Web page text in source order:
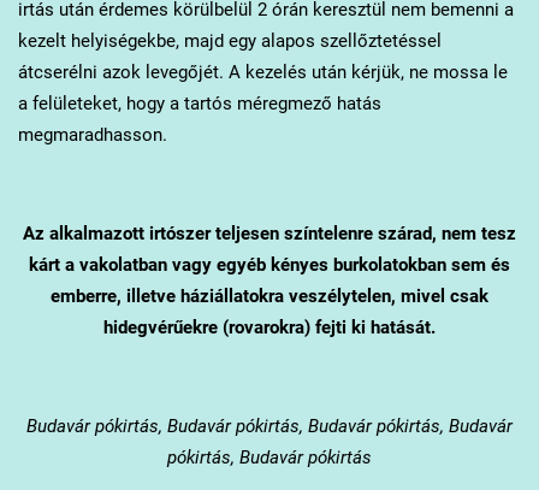
irtás után érdemes körülbelül 2 órán keresztül nem bemenni a
kezelt helyiségekbe, majd egy alapos szellőztetéssel
átcserélni azok levegőjét. A kezelés után kérjük, ne mossa le
a felületeket, hogy a tartós méregmező hatás
megmaradhasson.
Az alkalmazott irtószer teljesen színtelenre szárad, nem tesz
kárt a vakolatban vagy egyéb kényes burkolatokban sem és
emberre, illetve háziállatokra veszélytelen, mivel csak
hidegvérűekre (rovarokra) fejti ki hatását.
Budavárpókirtás, Budavár pókirtás, Budavár pókirtás, Budavár
pókirtás, Budavár pókirtás